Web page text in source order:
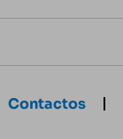
Contactos